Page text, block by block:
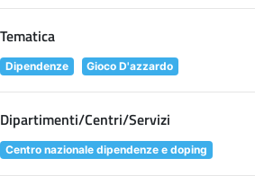
Tematica
Dipendenze Gioco D'azzardo
Dipartimenti/Centri/Servizi
Centro nazionale dipendenze e doping